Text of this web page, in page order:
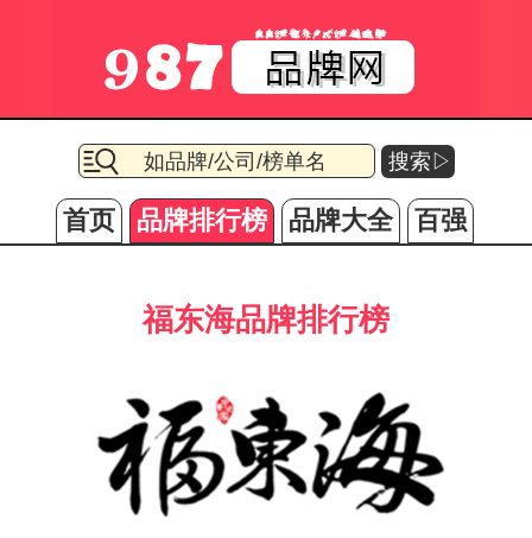
搜索▷
首页 品牌排行榜 品牌大全 百强
福东海品牌排行榜